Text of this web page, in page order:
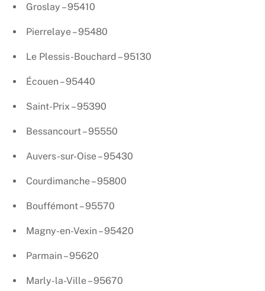
Groslay – 95410
Pierrelaye – 95480
Le Plessis-Bouchard – 95130
Écouen – 95440
Saint-Prix – 95390
Bessancourt – 95550
Auvers-sur-Oise – 95430
Courdimanche – 95800
Bouffémont – 95570
Magny-en-Vexin – 95420
Parmain – 95620
Marly-la-Ville – 95670